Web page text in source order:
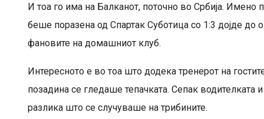
И тоа го има на Балканот, поточно во Србија. Имено
беше поразена од Спартак Суботица со 1:3 дојде до
фановите на домашниот клуб.
Интересното е во тоа што додека тренерот на
позадина се гледаше тепачката. Сепак водителката
разлика што се случуваше на трибините.